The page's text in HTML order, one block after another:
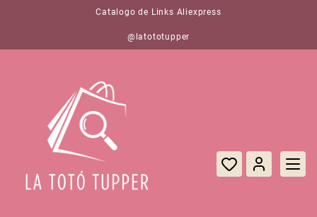
Catalogo de Links Aliexpress
@latototupper